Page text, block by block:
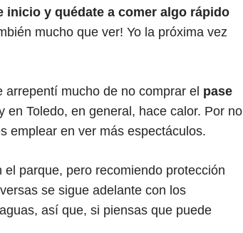
inicio y quédate a comer algo rápido
mucho que ver! Yo la próxima vez
mucho de no comprar el pase
Toledo, en general, hace calor. Por no
emplear en ver más espectáculos.
parque, pero recomiendo protección
se sigue adelante con los
así que, si piensas que puede